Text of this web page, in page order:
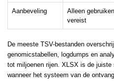
Aanbeveling
Alleen
vereist
De meeste TSV-bestanden
genomicstabellen, logdumps en
tot miljoenen rijen. XLSX is de
wanneer het systeem van de